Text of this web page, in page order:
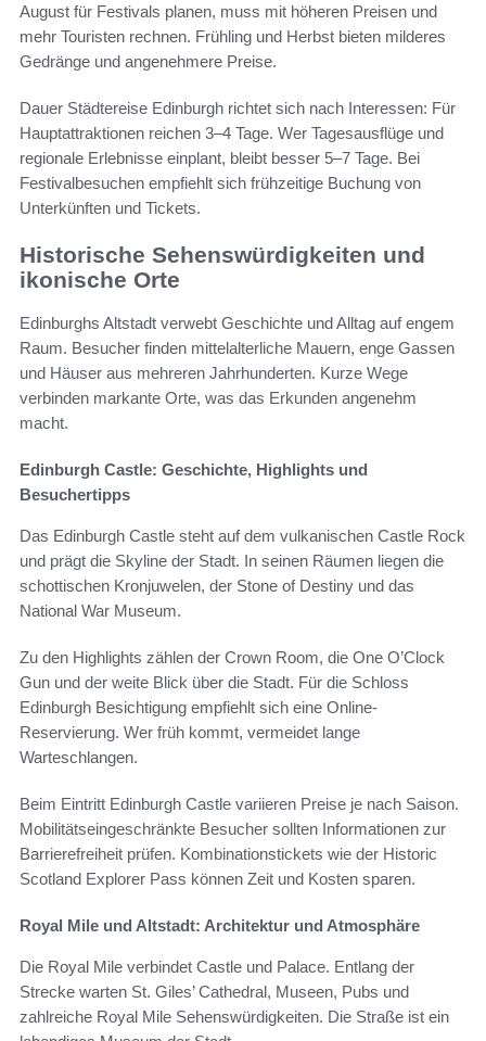
August für Festivals planen, muss mit höheren Preisen und
mehr Touristen rechnen. Frühling und Herbst bieten milderes
Gedränge und angenehmere Preise.
Dauer Städtereise Edinburgh richtet sich nach Interessen: Für
Hauptattraktionen reichen 3–4 Tage. Wer Tagesausflüge und
regionale Erlebnisse einplant, bleibt besser 5–7 Tage. Bei
Festivalbesuchen empfiehlt sich frühzeitige Buchung von
Unterkünften und Tickets.
Historische Sehenswürdigkeiten und
ikonische Orte
Edinburghs Altstadt verwebt Geschichte und Alltag auf engem
Raum. Besucher finden mittelalterliche Mauern, enge Gassen
und Häuser aus mehreren Jahrhunderten. Kurze Wege
verbinden markante Orte, was das Erkunden angenehm
macht.
Edinburgh Castle: Geschichte, Highlights und
Besuchertipps
Das Edinburgh Castle steht auf dem vulkanischen Castle Rock
und prägt die Skyline der Stadt. In seinen Räumen liegen die
schottischen Kronjuwelen, der Stone of Destiny und das
National War Museum.
Zu den Highlights zählen der Crown Room, die One O’Clock
Gun und der weite Blick über die Stadt. Für die Schloss
Edinburgh Besichtigung empfiehlt sich eine Online-
Reservierung. Wer früh kommt, vermeidet lange
Warteschlangen.
Beim Eintritt Edinburgh Castle variieren Preise je nach Saison.
Mobilitätseingeschränkte Besucher sollten Informationen zur
Barrierefreiheit prüfen. Kombinationstickets wie der Historic
Scotland Explorer Pass können Zeit und Kosten sparen.
Royal Mile und Altstadt: Architektur und Atmosphäre
Die Royal Mile verbindet Castle und Palace. Entlang der
Strecke warten St. Giles’ Cathedral, Museen, Pubs und
zahlreiche Royal Mile Sehenswürdigkeiten. Die Straße ist ein